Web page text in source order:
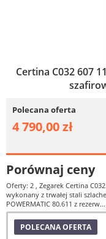
Certina C032 607
Polecana oferta
4 790,00 zł
Porównaj ceny
Oferty: 2 , Zegarek Certina
wykonany z trwałej stali
POWERMATIC 80.611 z rezerw...
POLECANA OFERTA